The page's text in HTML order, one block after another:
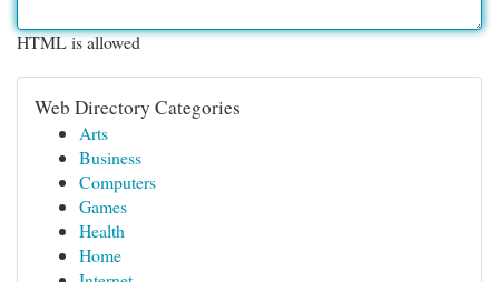
HTML is allowed
Web Directory Categories
Arts
Business
Computers
Games
Health
Home